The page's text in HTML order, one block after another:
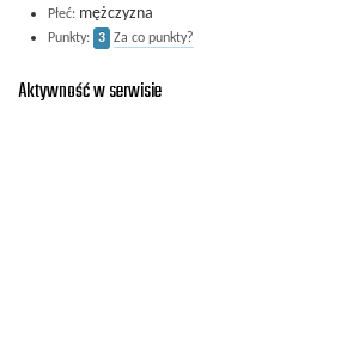
Płeć: mężczyzna
Punkty: 3 Za co punkty?
Aktywność w serwisie